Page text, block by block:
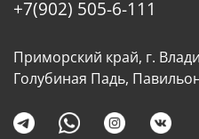
+7(902) 505-6-111
Приморский край, г.
Голубиная Падь,